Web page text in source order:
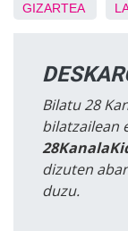
GIZARTEA
Bilatu 28
bilatzailean
dizuten
duzu.